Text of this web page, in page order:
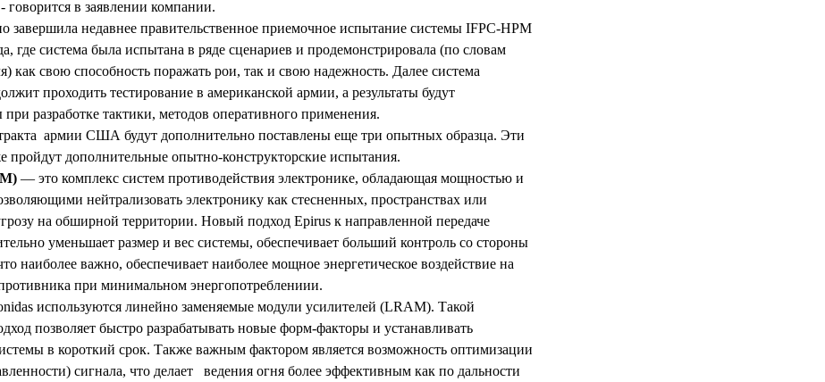
говорится в заявлении компании.
завершила недавнее правительственное приемочное испытание системы IFPC-HPM
где система была испытана в ряде сценариев и продемонстрировала (по словам
как свою способность поражать рои, так и свою надежность. Далее система
проходить тестирование в американской армии, а результаты будут
при разработке тактики, методов оперативного применения.
армии США будут дополнительно поставлены еще три опытных образца. Эти
пройдут дополнительные опытно-конструкторские испытания.
— это комплекс систем противодействия электронике, обладающая мощностью и
нейтрализовать электронику как стесненных, пространствах или
на обширной территории. Новый подход Epirus к направленной передаче
уменьшает размер и вес системы, обеспечивает больший контроль со стороны
наиболее важно, обеспечивает наиболее мощное энергетическое воздействие на
при минимальном энергопотреблениии.
используются линейно заменяемые модули усилителей (LRAM). Такой
позволяет быстро разрабатывать новые форм-факторы и устанавливать
в короткий срок. Также важным фактором является возможность оптимизации
сигнала, что делает ведения огня более эффективным как по дальности